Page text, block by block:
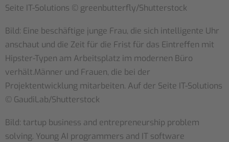
Seite IT-Solutions © greenbutterfly/Shutterstock
Bild: Eine beschäftige junge Frau, die sich intelligente Uhr
anschaut und die Zeit für die Frist für das Eintreffen mit
Hipster-Typen am Arbeitsplatz im modernen Büro
verhält.Männer und Frauen, die bei der
Projektentwicklung mitarbeiten. Auf der Seite IT-Solutions
© GaudiLab/Shutterstock
Bild: tartup business and entrepreneurship problem
solving. Young AI programmers and IT software